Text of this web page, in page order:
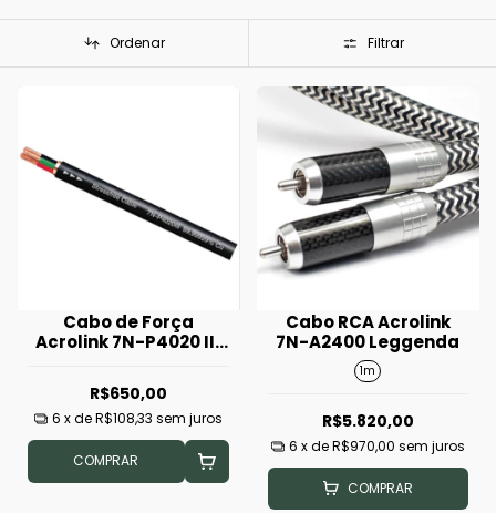
Ordenar Filtrar
Cabo de Força
Acrolink 7N-P4020 III
R$650,00
6 x deR$108,33 sem juros
COMPRAR
Cabo RCA Acrolink
7N-A2400 Leggenda
1m
R$5.820,00
6 x deR$970,00 sem juros
COMPRAR